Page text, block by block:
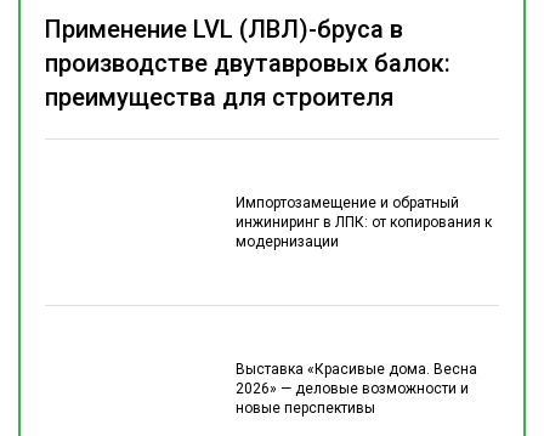
Импортозамещение и обратный
инжиниринг в ЛПК: от копирования к
модернизации
Выставка «Красивые дома. Весна
2026» — деловые возможности и
новые перспективы
Применение LVL (ЛВЛ)-бруса в
производстве двутавровых балок:
преимущества для строителя